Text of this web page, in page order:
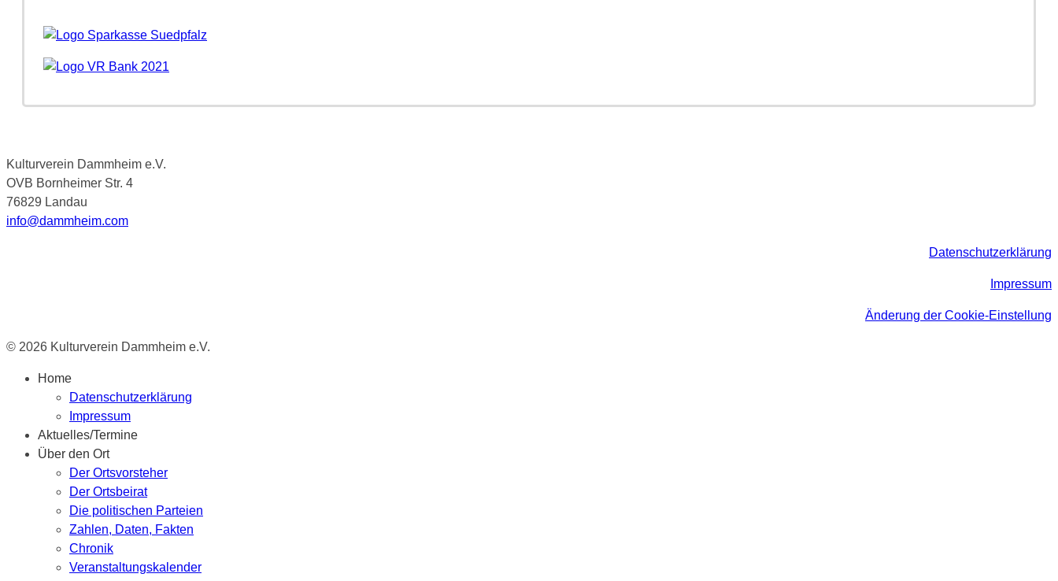
Kulturverein Dammheim e.V.
OVB Bornheimer Str. 4
76829 Landau
info@dammheim.com
Datenschutzerklärung
Impressum
Änderung der Cookie-Einstellung
© 2026 Kulturverein Dammheim e.V.
Home
Datenschutzerklärung
Impressum
Aktuelles/Termine
Über den Ort
Der Ortsvorsteher
Der Ortsbeirat
Die politischen Parteien
Zahlen, Daten, Fakten
Chronik
Veranstaltungskalender